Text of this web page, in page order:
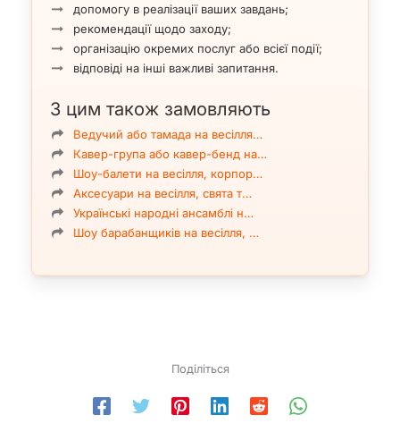
допомогу в реалізації ваших завдань;
рекомендації щодо заходу;
організацію окремих послуг або всієї події;
відповіді на інші важливі запитання.
З цим також замовляють
Ведучий або тамада на весілля…
Кавер-група або кавер-бенд на…
Шоу-балети на весілля, корпор…
Аксесуари на весілля, свята т…
Українські народні ансамблі н…
Шоу барабанщиків на весілля, …
Поділіться